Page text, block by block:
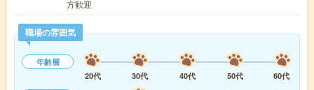
方歓迎
職場の雰囲気
年齢層
20代
30代 40代 50代
60代